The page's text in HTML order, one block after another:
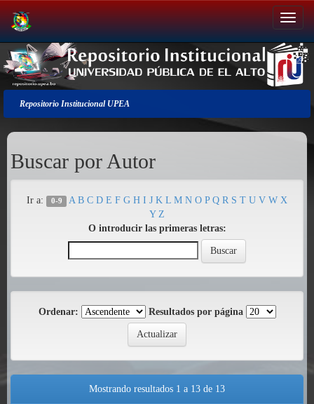
Salir
de
la
navegación
Repositorio Institucional UPEA
Buscar por Autor
Ir a: 0-9 A B C D E F G H I J K L M N O P Q R S T U V W X
Y Z
O introducir las primeras letras:
Ordenar: Resultados por página
Mostrando resultados 1 a 13 de 13